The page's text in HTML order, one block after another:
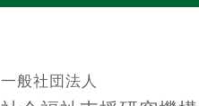
一般社団法人